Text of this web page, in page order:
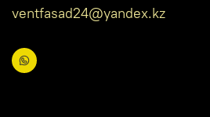
ventfasad24@yandex.kz